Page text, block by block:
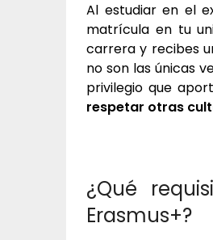
Al estudiar en el
matrícula en tu
carrera y recibes
no son las únicas
privilegio que
respetar otras
¿Qué
Erasmus+?